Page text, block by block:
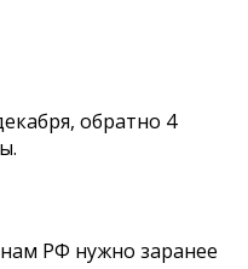
обратно 4
РФ нужно заранее